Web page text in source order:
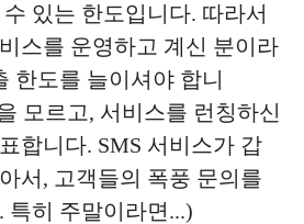
있는 한도입니다. 따라서
스를 운영하고 계신 분이라
한도를 늘이셔야 합니
모르고, 서비스를 런칭하신
합니다. SMS 서비스가 갑
서, 고객들의 폭풍 문의를
특히 주말이라면...)